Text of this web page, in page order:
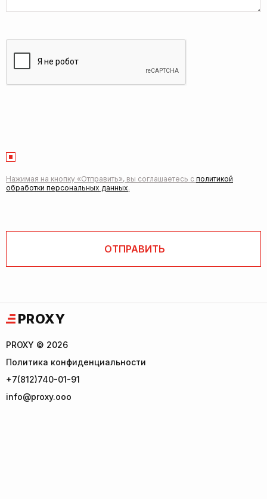
Нажимая на кнопку «Отправить», вы соглашаетесь с политикой
обработки персональных данных.
PROXY
PROXY © 2026
Политика конфиденциальности
+7(812)740-01-91
info@proxy.ooo